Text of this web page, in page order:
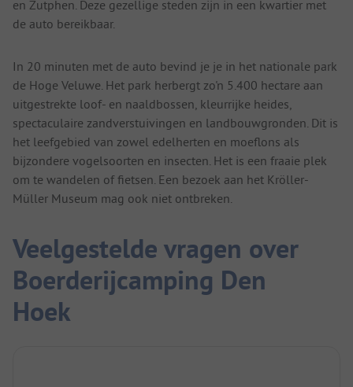
en Zutphen. Deze gezellige steden zijn in een kwartier met
de auto bereikbaar.
In 20 minuten met de auto bevind je je in het nationale park
de Hoge Veluwe. Het park herbergt zo'n 5.400 hectare aan
uitgestrekte loof- en naaldbossen, kleurrijke heides,
spectaculaire zandverstuivingen en landbouwgronden. Dit is
het leefgebied van zowel edelherten en moeflons als
bijzondere vogelsoorten en insecten. Het is een fraaie plek
om te wandelen of fietsen. Een bezoek aan het Kröller-
Müller Museum mag ook niet ontbreken.
Veelgestelde vragen over
Boerderijcamping Den
Hoek